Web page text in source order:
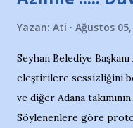
Yazan: Ati Ağustos
Seyhan Belediye
eleştirilere sessizliğini
ve diğer Adana
Söylenenlere göre